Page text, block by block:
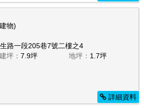
物)
路一段205巷7號二樓之4
建坪： 7.9坪 地坪： 1.7坪
詳細資料